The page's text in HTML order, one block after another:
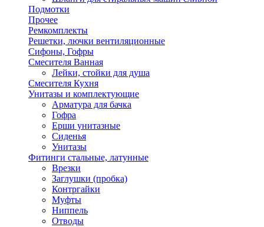
Подмотки
Прочее
Ремкомплекты
Решетки, лючки вентиляционные
Сифоны, Гофры
Смесителя Ванная
Лейки, стойки для душа
Смесителя Кухня
Унитазы и комплектующие
Арматура для бачка
Гофра
Ерши унитазные
Сиденья
Унитазы
Фитинги стальные, латунные
Врезки
Заглушки (пробка)
Контргайки
Муфты
Ниппель
Отводы